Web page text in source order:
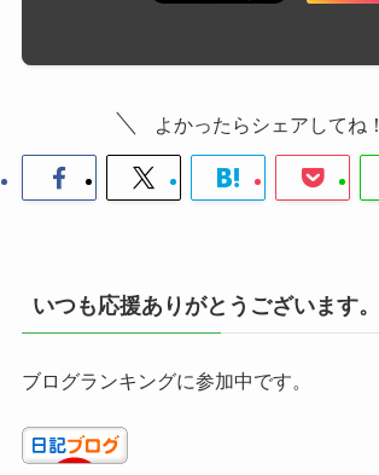
よかったらシェアしてね！
いつも応援ありがとうございます。
ブログランキングに参加中です。